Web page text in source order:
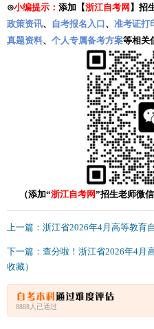
⊙小编提示： 添加【浙江自考网 】招
政策资讯、 自考报名入口 、 准考证打
真题资料、 个人专属备考方案等相关
（添加“浙江自考网”招生老师微
上一篇：浙江省2026年4月高等教育
下一篇：查分啦！浙江省2026年4月
收藏）
8888人已通过